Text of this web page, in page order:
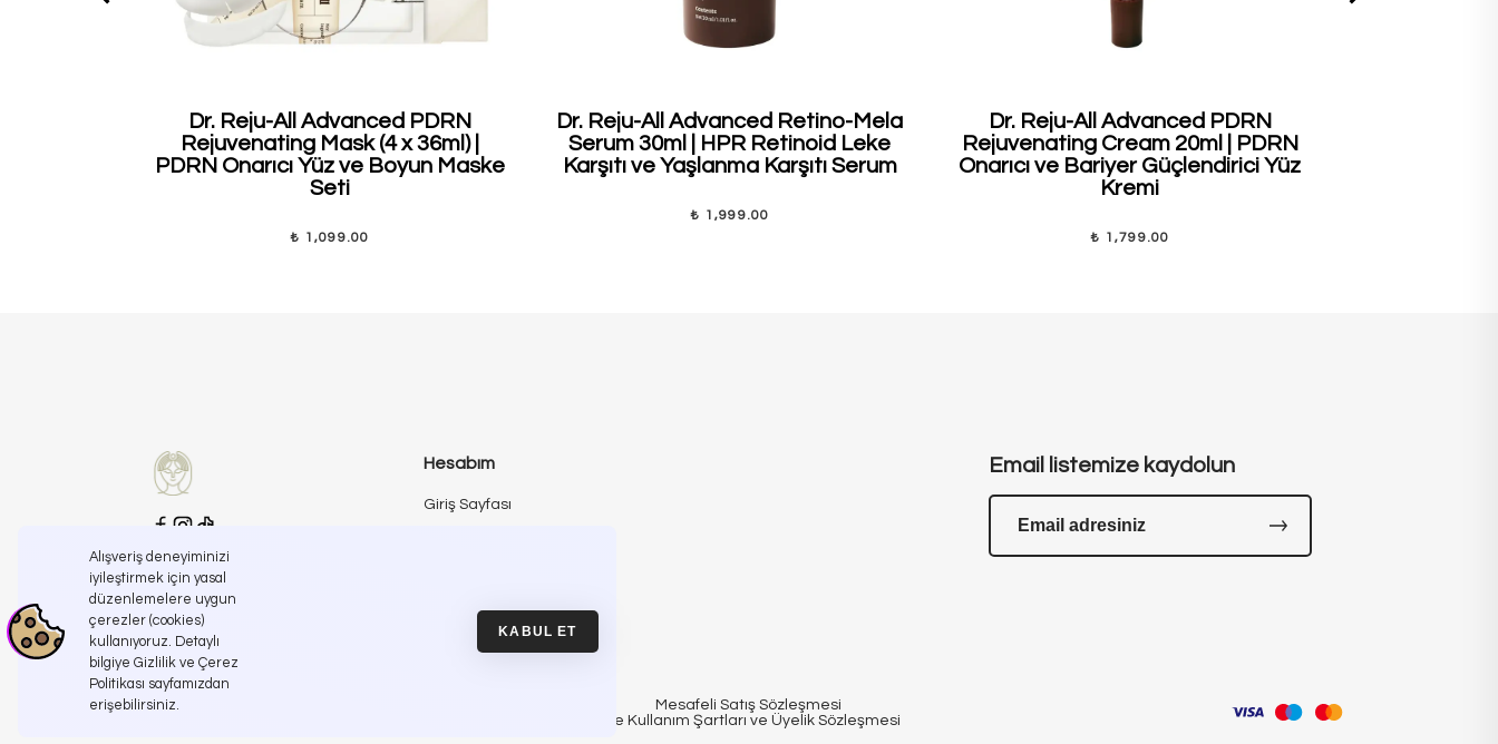
Alışveriş deneyiminizi
iyileştirmek için yasal
düzenlemelere uygun
çerezler (cookies)
kullanıyoruz. Detaylı
bilgiye Gizlilik ve Çerez
Politikası sayfamızdan
erişebilirsiniz.
KABUL ET
Dr. Reju-All Advanced PDRN
Rejuvenating Mask (4 x 36ml) |
PDRN Onarıcı Yüz ve Boyun Maske
Seti
₺ 1,099.00
Dr. Reju-All Advanced Retino-Mela
Serum 30ml | HPR Retinoid Leke
Karşıtı ve Yaşlanma Karşıtı Serum
₺ 1,999.00
Dr. Reju-All Advanced PDRN
Rejuvenating Cream 20ml | PDRN
Onarıcı ve Bariyer Güçlendirici Yüz
Kremi
₺ 1,799.00
İletişime Geçin
info@koreanroutine.com
Hesabım
Giriş Sayfası
Email listemize kaydolun
© Korean Routine , 2025
Mesafeli Satış Sözleşmesi
Site Kullanım Şartları ve Üyelik Sözleşmesi